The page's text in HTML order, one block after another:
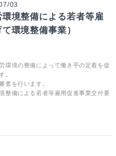
03
境整備による若者等雇
環境整備事業）
環境の整備によって働き手の定着を促
。
査を行います。
整備による若者等雇用促進事業交付要